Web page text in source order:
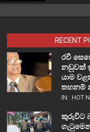
RECENT
රවී
නඩුවක්
යාම
තහනම්
IN: HOT
කුරුවිට